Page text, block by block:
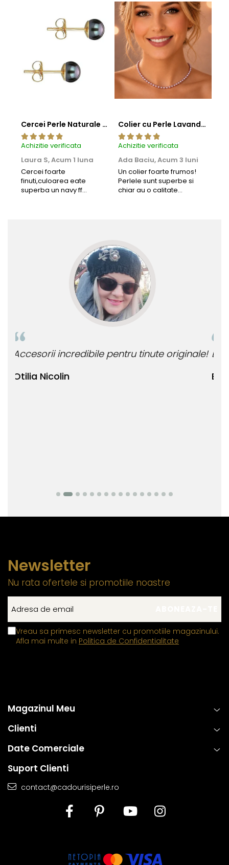
Cercei Perle Naturale Negre 5-6 mm, Buton AAA, Aur 14K (aur 585), Tip Șurub | KASKADDA®
Achizitie verificata
Laura S,Acum 1 luna
Cercei foarte
finuti,culoarea eate
superba un navy ff
Colier cu Perle Lavanda la Baza Gatului, de 4-5 mm, Perle Rare, Calitate AAA+, Aur 14K | KASKADDA®
Achizitie verificata
Ada Baciu,Acum 3 luni
Un colier foarte frumos!
Perlele sunt superbe si
chiar au o calitate
Bianca Manea-Mocan
Bijuteria perfecta pentru ziua perfecta!
Newsletter
Nu rata ofertele si promotiile noastre
Vreau sa primesc newsletter cu promotiile magazinului.
Afla mai multe in Politica de Confidentialitate
Magazinul Meu
Clienti
Date Comerciale
Suport Clienti
contact@cadourisiperle.ro